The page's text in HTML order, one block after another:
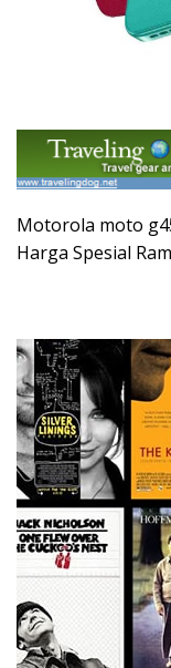
Motorola moto
Harga Spesial